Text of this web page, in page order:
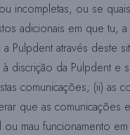
incompletas, ou se
adicionais em que tu,
Pulpdent através
discrição da Pulpdent
comunicações; (ii)
que as
mau funcionamento